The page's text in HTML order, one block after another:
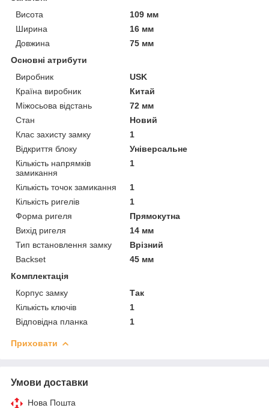
Висота
109 мм
Ширина
16 мм
Довжина
75 мм
Основні атрибути
Виробник
USK
Країна виробник
Китай
Міжосьова відстань
72 мм
Стан
Новий
Клас захисту замку
1
Відкриття блоку
Універсальне
Кількість напрямків
замикання
1
Кількість точок замикання
1
Кількість ригелів
1
Форма ригеля
Прямокутна
Вихід ригеля
14 мм
Тип встановлення замку
Врізний
Backset
45 мм
Комплектація
Корпус замку
Так
Кількість ключів
1
Відповідна планка
1
Приховати
Умови доставки
Нова Пошта